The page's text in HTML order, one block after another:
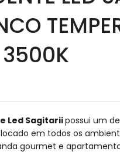
Led Sagitariipossui um
em todos os
gourmet e